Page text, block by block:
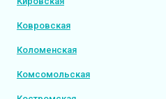
Ковровская
Коломенская
Комсомольская